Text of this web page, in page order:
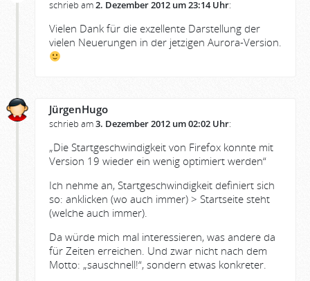
schrieb am2. Dezember 2012 um 23:14 Uhr:
Vielen Dank für die exzellente Darstellung der
vielen Neuerungen in der jetzigen Aurora-Version.
JürgenHugo
schrieb am3. Dezember 2012 um 02:02 Uhr:
„Die Startgeschwindigkeit von Firefox konnte mit
Version 19 wieder ein wenig optimiert werden“
Ich nehme an, Startgeschwindigkeit definiert sich
so: anklicken (wo auch immer) > Startseite steht
(welche auch immer).
Da würde mich mal interessieren, was andere da
für Zeiten erreichen. Und zwar nicht nach dem
Motto: „sauschnell!“, sondern etwas konkreter.